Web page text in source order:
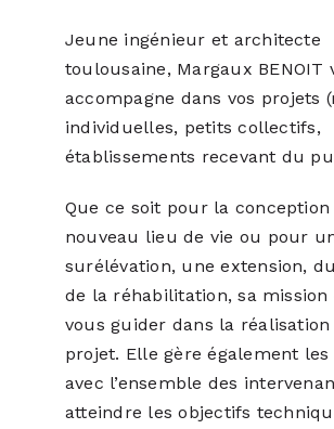
Jeune ingénieur et architecte
toulousaine, Margaux BENOIT
accompagne dans vos projets
individuelles, petits collectifs,
établissements recevant du
Que ce soit pour la conception
nouveau lieu de vie ou pour
surélévation, une extension,
de la réhabilitation, sa mission
vous guider dans la réalisation
projet. Elle gère également
avec l’ensemble des
atteindre les objectifs